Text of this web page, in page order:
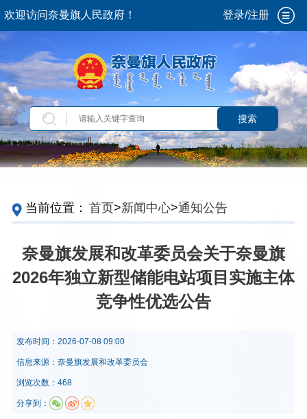
欢迎访问奈曼旗人民政府！ 登录/注册
搜索
当前位置： 首页>新闻中心>通知公告
奈曼旗发展和改革委员会关于奈曼旗
2026年独立新型储能电站项目实施主体
竞争性优选公告
发布时间： 2026-07-08 09:00
信息来源： 奈曼旗发展和改革委员会
浏览次数：468
分享到：